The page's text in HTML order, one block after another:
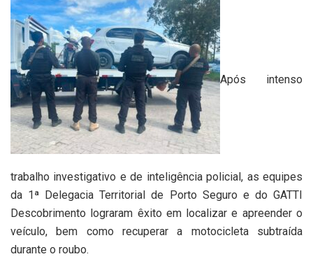
Após intenso
trabalho investigativo e de inteligência policial, as equipes
da 1ª Delegacia Territorial de Porto Seguro e do GATTI
Descobrimento lograram êxito em localizar e apreender o
veículo, bem como recuperar a motocicleta subtraída
durante o roubo.